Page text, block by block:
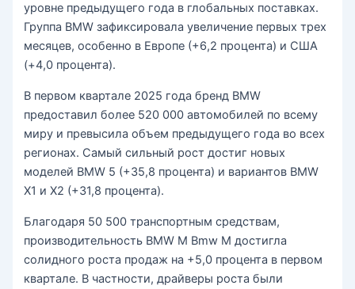
уровне предыдущего года в глобальных поставках.
Группа BMW зафиксировала увеличение первых трех
месяцев, особенно в Европе (+6,2 процента) и США
(+4,0 процента).
В первом квартале 2025 года бренд BMW
предоставил более 520 000 автомобилей по всему
миру и превысила объем предыдущего года во всех
регионах. Самый сильный рост достиг новых
моделей BMW 5 (+35,8 процента) и вариантов BMW
X1 и X2 (+31,8 процента).
Благодаря 50 500 транспортным средствам,
производительность BMW M Bmw M достигла
солидного роста продаж на +5,0 процента в первом
квартале. В частности, драйверы роста были